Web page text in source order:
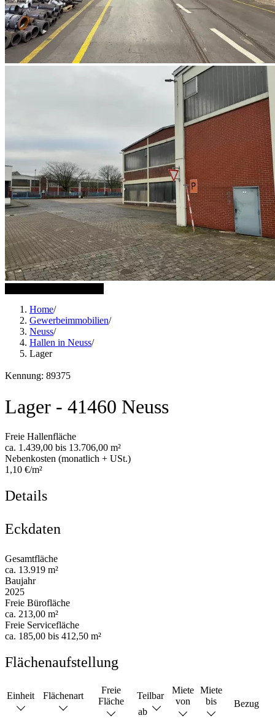
Home/
Gewerbeimmobilien/
Neuss/
Hallen in Neuss/
Lager
Kennung: 89375
Lager - 41460 Neuss
Freie Hallenfläche
ca. 1.439,00 bis 13.706,00 m²
Nebenkosten (monatlich + USt.)
1,10 €/m²
Details
Eckdaten
Gesamtfläche
ca. 13.919 m²
Baujahr
2025
Freie Bürofläche
ca. 213,00 m²
Freie Servicefläche
ca. 185,00 bis 412,50 m²
Flächenaufstellung
Einheit Flächenart
Freie
Fläche
Teilbar
ab
Miete
von
Miete
bis
Bezug